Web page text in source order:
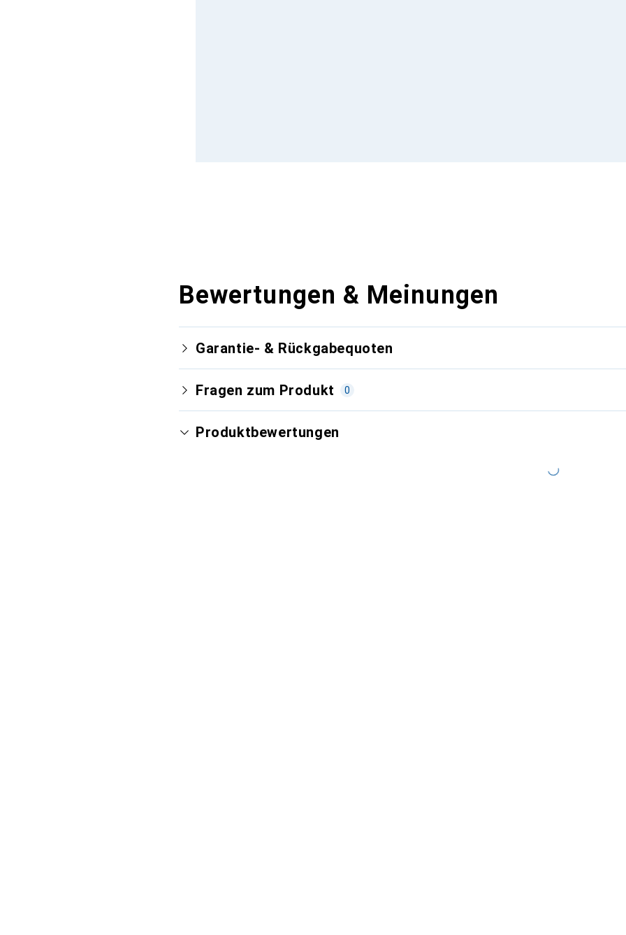
Bewertungen & Meinungen
Garantie- & Rückgabequoten
Fragen zum Produkt 0
Produktbewertungen